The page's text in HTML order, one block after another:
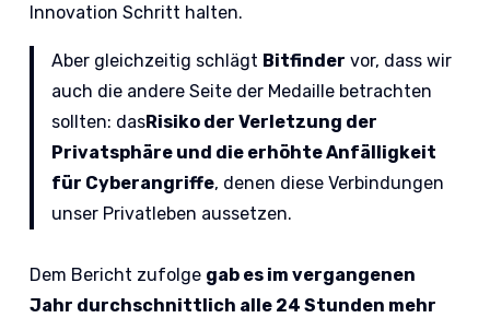
Innovation Schritt halten.
Aber gleichzeitig schlägt Bitfinder vor, dass wir
auch die andere Seite der Medaille betrachten
sollten: dasRisiko der Verletzung der
Privatsphäre und die erhöhte Anfälligkeit
für Cyberangriffe, denen diese Verbindungen
unser Privatleben aussetzen.
Dem Bericht zufolge gab es im vergangenen
Jahr durchschnittlich alle 24 Stunden mehr